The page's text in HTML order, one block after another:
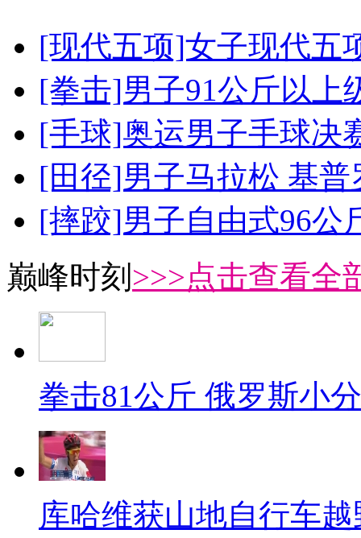
[现代五项]女子现代五
[拳击]男子91公斤以上
[手球]奥运男子手球决
[田径]男子马拉松 基
[摔跤]男子自由式96公
巅峰时刻 >>>点击查看全
拳击81公斤 俄罗斯小
库哈维获山地自行车